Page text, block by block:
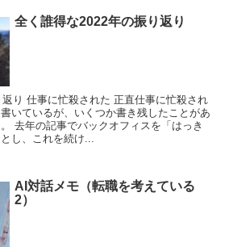
全く誰得な2022年の振り返り
り 仕事に忙殺された 正直仕事に忙殺され
いているが、いくつか書き残したことがあ
去年の記事でバックオフィスを「はっき
し、これを続け...
AI対話メモ（転職を考えている
2）